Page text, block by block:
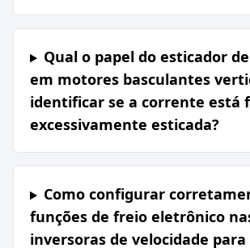
Qual o papel do esticador
em motores basculantes
identificar se a corrente está
excessivamente esticada?
Como configurar
funções de freio eletrônico
inversoras de velocidade